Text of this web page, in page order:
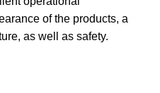
of the products, a
as well as safety.